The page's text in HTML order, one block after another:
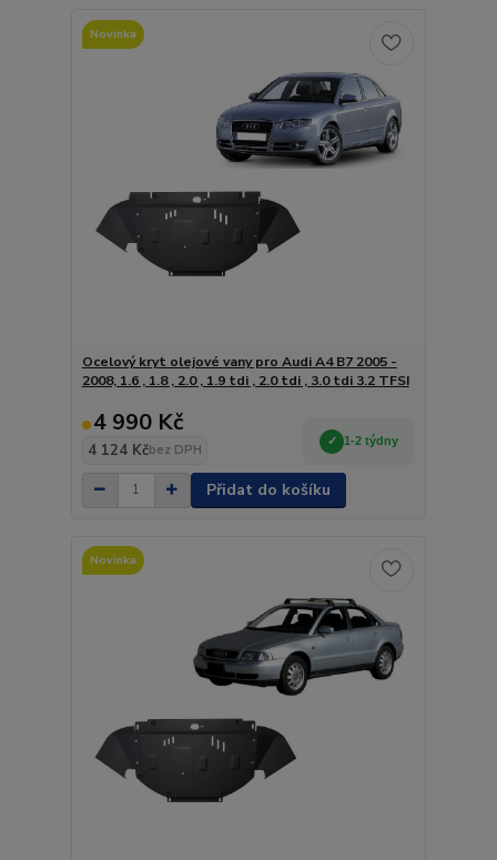
Novinka
Ocelový kryt olejové vany pro Audi A4 B7 2005 -
2008, 1.6 , 1.8 , 2.0 , 1.9 tdi , 2.0 tdi , 3.0 tdi 3.2 TFSI
4 990 Kč
4 124 Kčbez DPH
1-2 týdny
Přidat do košíku
Novinka